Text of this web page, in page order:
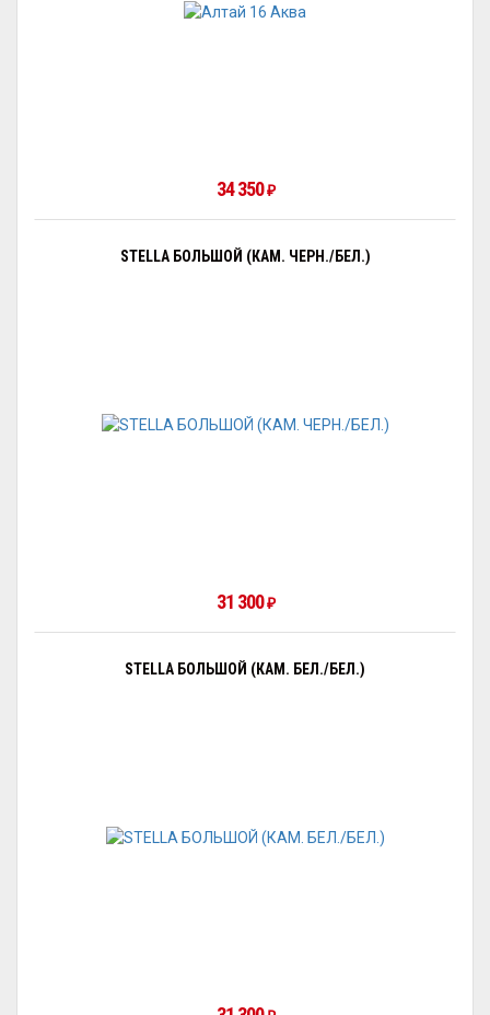
34 350₽
STELLA БОЛЬШОЙ (КАМ. ЧЕРН./БЕЛ.)
31 300₽
STELLA БОЛЬШОЙ (КАМ. БЕЛ./БЕЛ.)